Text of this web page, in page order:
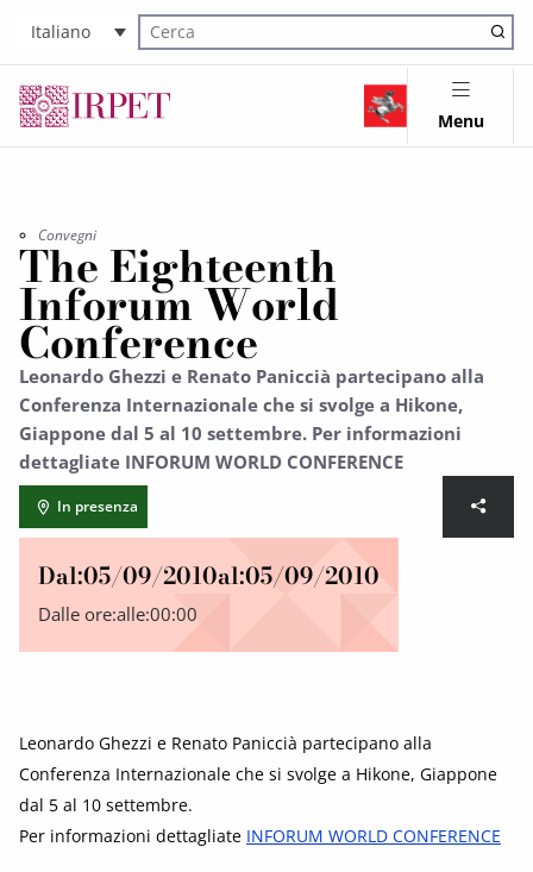
Italiano
Cerca nel sito
Menu
Convegni
The Eighteenth
Inforum World
Conference
Leonardo Ghezzi e Renato Paniccià partecipano alla
Conferenza Internazionale che si svolge a Hikone,
Giappone dal 5 al 10 settembre. Per informazioni
dettagliate INFORUM WORLD CONFERENCE
In presenza
Dal:05/09/2010al:05/09/2010
Dalle ore:alle:00:00
Leonardo Ghezzi e Renato Paniccià partecipano alla
Conferenza Internazionale che si svolge a Hikone, Giappone
dal 5 al 10 settembre.
Per informazioni dettagliate INFORUM WORLD CONFERENCE